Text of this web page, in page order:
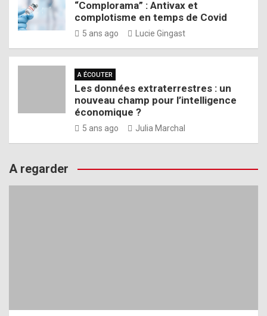
“Complorama” : Antivax et
complotisme en temps de Covid
5 ans ago Lucie Gingast
A ÉCOUTER
Les données extraterrestres : un
nouveau champ pour l’intelligence
économique ?
5 ans ago Julia Marchal
A regarder